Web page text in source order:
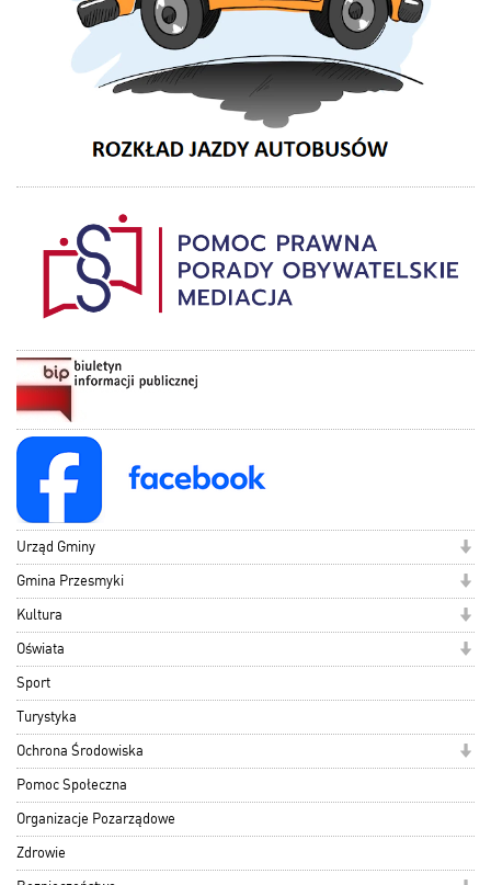
Urząd Gminy
Gmina Przesmyki
Kultura
Oświata
Sport
Turystyka
Ochrona Środowiska
Pomoc Społeczna
Organizacje Pozarządowe
Zdrowie